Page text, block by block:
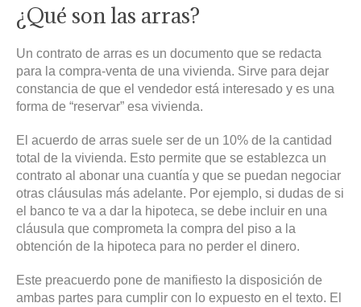
¿Qué son las arras?
Un contrato de arras es un documento que se redacta
para la compra-venta de una vivienda. Sirve para dejar
constancia de que el vendedor está interesado y es una
forma de “reservar” esa vivienda.
El acuerdo de arras suele ser de un 10% de la cantidad
total de la vivienda. Esto permite que se establezca un
contrato al abonar una cuantía y que se puedan negociar
otras cláusulas más adelante. Por ejemplo, si dudas de si
el banco te va a dar la hipoteca, se debe incluir en una
cláusula que comprometa la compra del piso a la
obtención de la hipoteca para no perder el dinero.
Este preacuerdo pone de manifiesto la disposición de
ambas partes para cumplir con lo expuesto en el texto. El